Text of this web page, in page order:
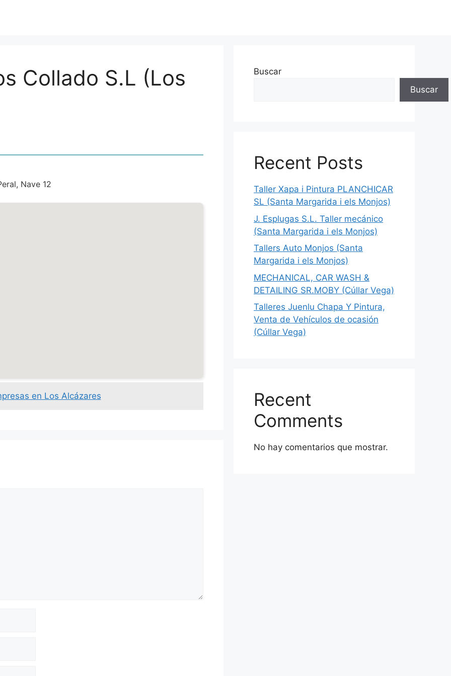
Collado S.L (Los
Nave 12
en Los Alcázares
Buscar
Buscar
Recent Posts
Taller Xapa i Pintura PLANCHICAR
SL (Santa Margarida i els Monjos)
J. Esplugas S.L. Taller mecánico
(Santa Margarida i els Monjos)
Tallers Auto Monjos (Santa
Margarida i els Monjos)
MECHANICAL, CAR WASH &
DETAILING SR.MOBY (Cúllar Vega)
Talleres Juenlu Chapa Y Pintura,
Venta de Vehículos de ocasión
(Cúllar Vega)
Recent
Comments
No hay comentarios que mostrar.